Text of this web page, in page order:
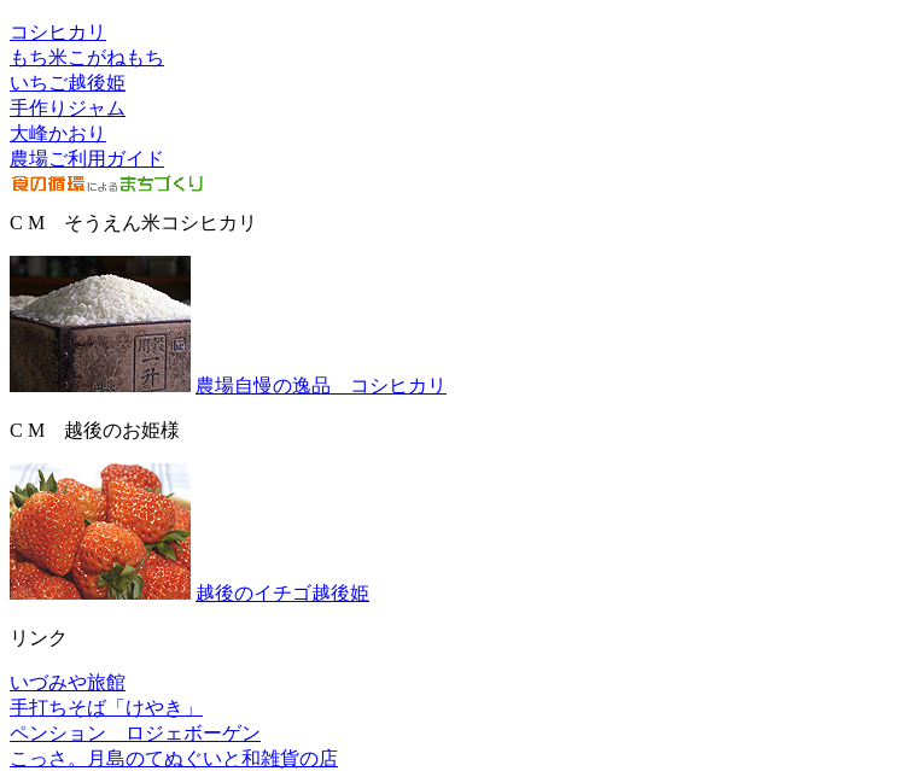
コシヒカリ
もち米こがねもち
いちご越後姫
手作りジャム
大峰かおり
農場ご利用ガイド
C M そうえん米コシヒカリ
農場自慢の逸品 コシヒカリ
C M 越後のお姫様
越後のイチゴ越後姫
リンク
いづみや旅館
手打ちそば「けやき」
ペンション ロジェボーゲン
こっさ。月島のてぬぐいと和雑貨の店